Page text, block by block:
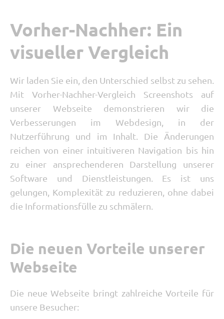
Vorher-Nachher: Ein
visueller Vergleich
Wir laden Sie ein, den Unterschied selbst zu sehen.
Mit Vorher-Nachher-Vergleich Screenshots auf
unserer Webseite demonstrieren wir die
Verbesserungen im Webdesign, in der
Nutzerführung und im Inhalt. Die Änderungen
reichen von einer intuitiveren Navigation bis hin
zu einer ansprechenderen Darstellung unserer
Software und Dienstleistungen. Es ist uns
gelungen, Komplexität zu reduzieren, ohne dabei
die Informationsfülle zu schmälern.
Die neuen Vorteile unserer
Webseite
Die neue Webseite bringt zahlreiche Vorteile für
unsere Besucher: